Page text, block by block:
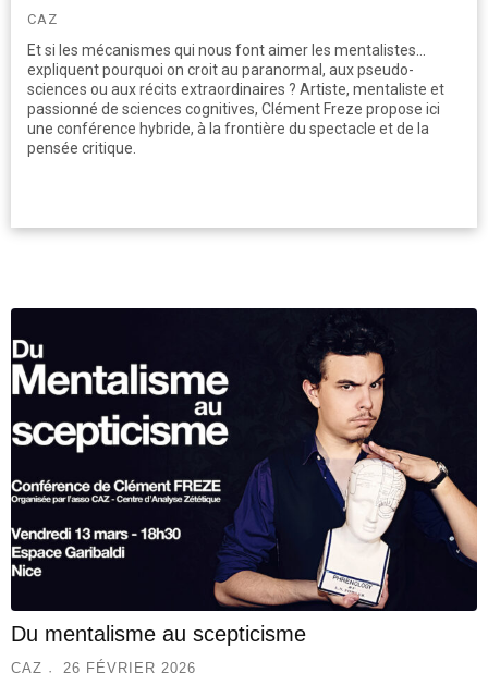
CAZ
Et si les mécanismes qui nous font aimer les mentalistes…
expliquent pourquoi on croit au paranormal, aux pseudo-
sciences ou aux récits extraordinaires ? Artiste, mentaliste et
passionné de sciences cognitives, Clément Freze propose ici
une conférence hybride, à la frontière du spectacle et de la
pensée critique.
Du mentalisme au scepticisme
CAZ 26 FÉVRIER 2026